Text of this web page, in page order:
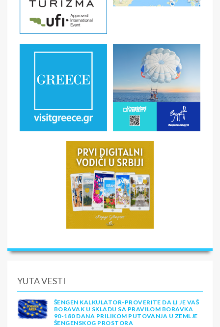
YUTA VESTI
ŠENGEN KALKULATOR-PROVERITE DA LI JE VAŠ
BORAVAK U SKLADU SA PRAVILOM BORAVKA
90-180 DANA PRILIKOM PUTOVANJA U ZEMLJE
ŠENGENSKOG PROSTORA